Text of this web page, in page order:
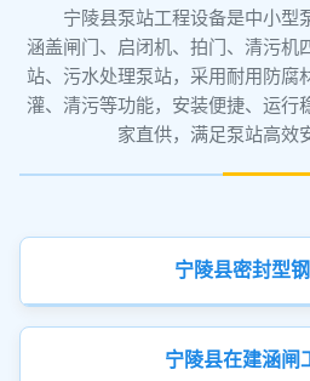
宁陵县泵站工程设备是中小型
涵盖闸门、启闭机、拍门、清污机
站、污水处理泵站，采用耐用防腐
灌、清污等功能，安装便捷、运行
家直供，满足泵站高效
宁陵县密封型钢
宁陵县在建涵闸